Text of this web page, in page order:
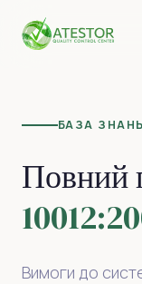
БАЗА ЗНАНЬ
Повний
Вимоги до